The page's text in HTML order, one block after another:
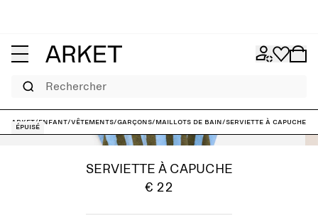
Rechercher
ARKET/Enfant/Vêtements/Garçons/Maillots de bain/Serviette à capuche
Épuisé
SERVIETTE À CAPUCHE
€ 22